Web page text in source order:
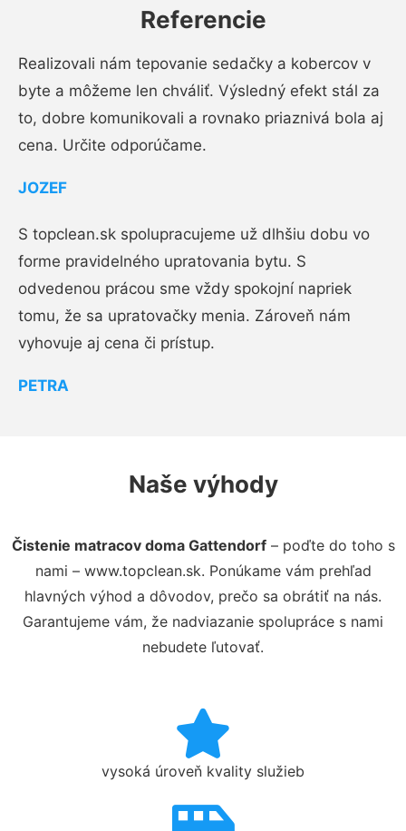
Referencie
Realizovali nám tepovanie sedačky a kobercov v
byte a môžeme len chváliť. Výsledný efekt stál za
to, dobre komunikovali a rovnako priaznivá bola aj
cena. Určite odporúčame.
JOZEF
S topclean.sk spolupracujeme už dlhšiu dobu vo
forme pravidelného upratovania bytu. S
odvedenou prácou sme vždy spokojní napriek
tomu, že sa upratovačky menia. Zároveň nám
vyhovuje aj cena či prístup.
PETRA
Naše výhody
Čistenie matracov doma Gattendorf– poďte do toho s
nami – www.topclean.sk. Ponúkame vám prehľad
hlavných výhod a dôvodov, prečo sa obrátiť na nás.
Garantujeme vám, že nadviazanie spolupráce s nami
nebudete ľutovať.
vysoká úroveň kvality služieb